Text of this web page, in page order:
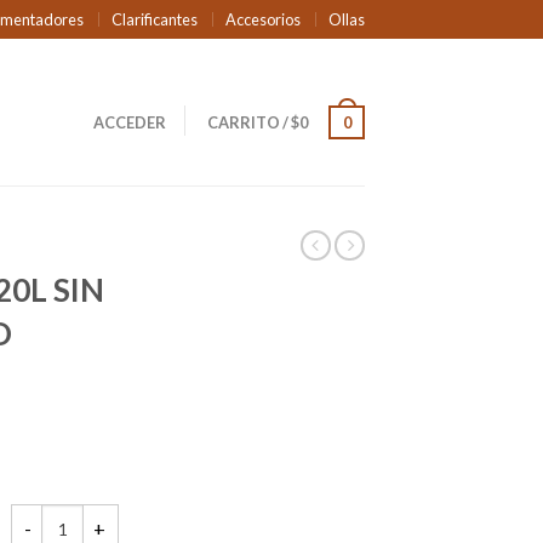
Clarificantes Accesorios Ollas
ACCEDER CARRITO/$0 0
SIN